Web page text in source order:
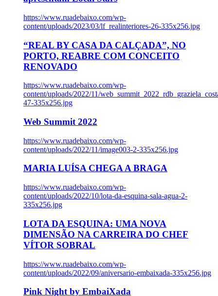
https://www.ruadebaixo.com/wp-
content/uploads/2023/03/lf_realinteriores-26-335x256.jpg
“REAL BY CASA DA CALÇADA”, NO
PORTO, REABRE COM CONCEITO
RENOVADO
https://www.ruadebaixo.com/wp-
content/uploads/2022/11/
47-335x256.jpg
Web Summit 2022
https://www.ruadebaixo.com/wp-
content/uploads/2022/11/image003-2-335x256.jpg
MARIA LUÍSA CHEGA A BRAGA
https://www.ruadebaixo.com/wp-
content/uploads/2022/10/lota-da-esquina-sala-agua-2-
335x256.jpg
LOTA DA ESQUINA: UMA NOVA
DIMENSÃO NA CARREIRA DO CHEF
VÍTOR SOBRAL
https://www.ruadebaixo.com/wp-
content/uploads/2022/09/aniversario-embaixada-335x256.jpg
Pink Night by EmbaiXada